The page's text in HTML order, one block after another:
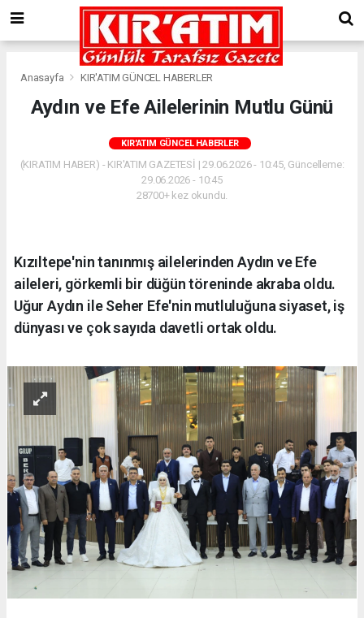
Anasayfa KIR'ATIM GÜNCEL HABERLER
Aydın ve Efe Ailelerinin Mutlu Günü
KIR'ATIM GÜNCEL HABERLER
(KIRATIM HABER) - KIR'ATIM GAZETESİ | 29.06.2026 - 10:45, Güncelleme:
29.06.2026 - 10:45
28700+ kez okundu.
Kızıltepe'nin tanınmış ailelerinden Aydın ve Efe
aileleri, görkemli bir düğün töreninde akraba oldu.
Uğur Aydın ile Seher Efe'nin mutluluğuna siyaset, iş
dünyası ve çok sayıda davetli ortak oldu.